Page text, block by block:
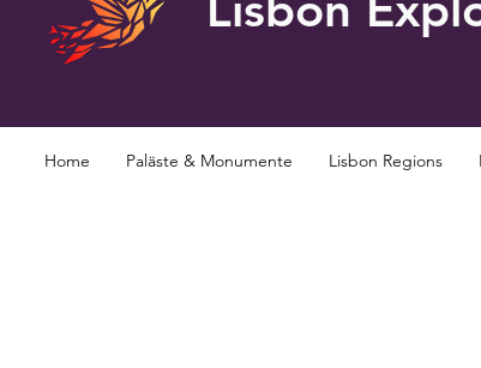
Home Paläste & Monumente Lisbon Regions